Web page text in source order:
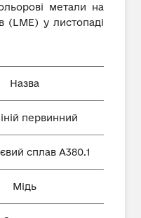
метали на
(LME) у листопаді
Назва
первинний
сплав А380.1
Мідь